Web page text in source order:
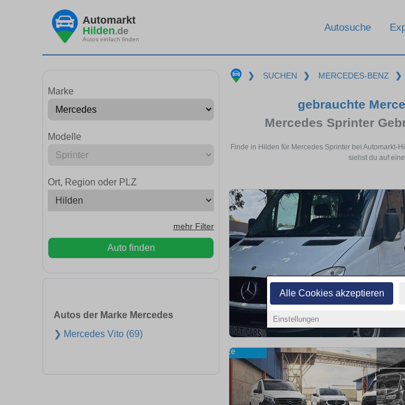
Alle Cookies akzeptieren
Einstellungen
Automarkt
Hilden.de
Autos einfach finden
Autosuche
Marke
Modelle
Ort, Region oder PLZ
mehr Filter
Auto finden
Autos der Marke Mercedes
❯ Mercedes Vito (69)
❯ SUCHEN ❯ MERCEDES-BENZ ❯
gebrauchte
Mercedes Sprinter
Finde in Hilden für Mercedes Sprinter bei
siehst du auf